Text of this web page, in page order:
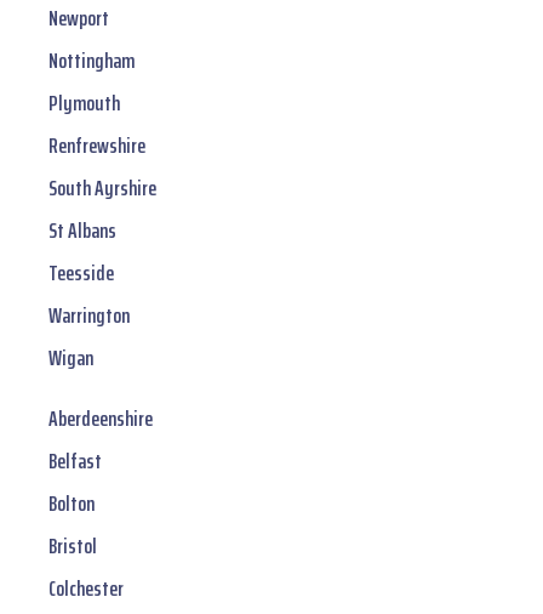
Newport
Nottingham
Plymouth
Renfrewshire
South Ayrshire
St Albans
Teesside
Warrington
Wigan
Aberdeenshire
Belfast
Bolton
Bristol
Colchester